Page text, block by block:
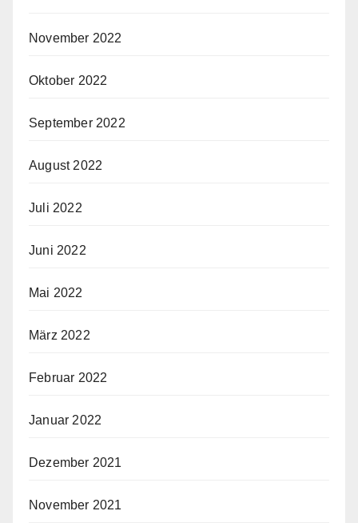
November 2022
Oktober 2022
September 2022
August 2022
Juli 2022
Juni 2022
Mai 2022
März 2022
Februar 2022
Januar 2022
Dezember 2021
November 2021